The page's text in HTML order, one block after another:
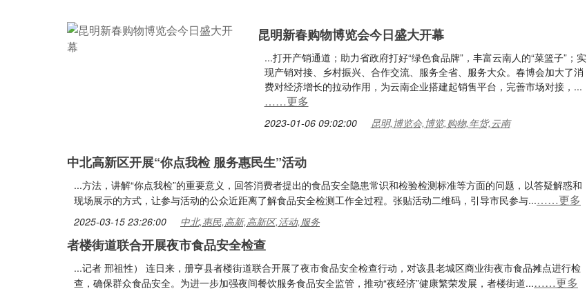
昆明新春购物博览会今日盛大开幕
...打开产销通道；助力省政府打好“绿色食品牌”，丰富云南人的“菜篮子”；实
现产销对接、乡村振兴、合作交流、服务全省、服务大众。春博会加大了消
费对经济增长的拉动作用，为云南企业搭建起销售平台，完善市场对接，...
……更多
2023-01-06 09:02:00 昆明,博览会,博览,购物,年货,云南
中北高新区开展“你点我检 服务惠民生”活动
...方法，讲解“你点我检”的重要意义，回答消费者提出的食品安全隐患常识和检验检测标准等方面的问题，以答疑解惑和
现场展示的方式，让参与活动的公众近距离了解食品安全检测工作全过程。张贴活动二维码，引导市民参与...……更多
2025-03-15 23:26:00 中北,惠民,高新,高新区,活动,服务
者楼街道联合开展夜市食品安全检查
...记者 邢祖性） 连日来，册亨县者楼街道联合开展了夜市食品安全检查行动，对该县老城区商业街夜市食品摊点进行检
查，确保群众食品安全。为进一步加强夜间餐饮服务食品安全监管，推动“夜经济”健康繁荣发展，者楼街道...……更多